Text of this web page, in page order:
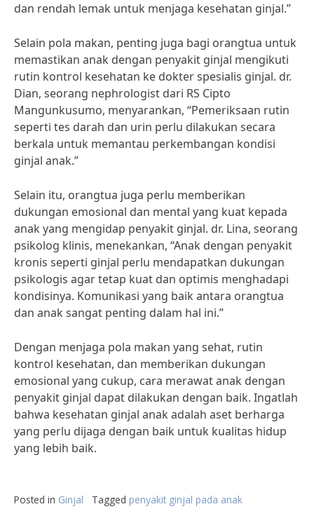
dan rendah lemak untuk menjaga kesehatan ginjal.”
Selain pola makan, penting juga bagi orangtua untuk
memastikan anak dengan penyakit ginjal mengikuti
rutin kontrol kesehatan ke dokter spesialis ginjal. dr.
Dian, seorang nephrologist dari RS Cipto
Mangunkusumo, menyarankan, “Pemeriksaan rutin
seperti tes darah dan urin perlu dilakukan secara
berkala untuk memantau perkembangan kondisi
ginjal anak.”
Selain itu, orangtua juga perlu memberikan
dukungan emosional dan mental yang kuat kepada
anak yang mengidap penyakit ginjal. dr. Lina, seorang
psikolog klinis, menekankan, “Anak dengan penyakit
kronis seperti ginjal perlu mendapatkan dukungan
psikologis agar tetap kuat dan optimis menghadapi
kondisinya. Komunikasi yang baik antara orangtua
dan anak sangat penting dalam hal ini.”
Dengan menjaga pola makan yang sehat, rutin
kontrol kesehatan, dan memberikan dukungan
emosional yang cukup, cara merawat anak dengan
penyakit ginjal dapat dilakukan dengan baik. Ingatlah
bahwa kesehatan ginjal anak adalah aset berharga
yang perlu dijaga dengan baik untuk kualitas hidup
yang lebih baik.
Posted in Ginjal Tagged penyakit ginjal pada anak